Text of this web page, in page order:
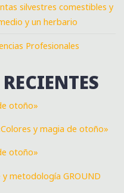
silvestres comestibles y
y un herbario
Profesionales
otoño»
y magia de otoño»
otoño»
y metodología GROUND